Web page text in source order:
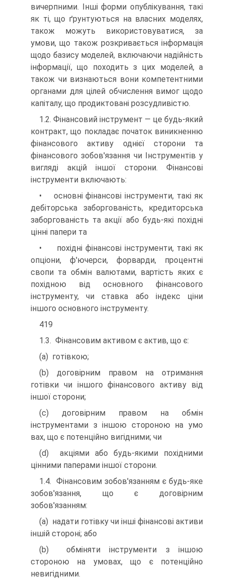
вичерпними. Інші форми опублікування, такі
як ті, що ґрунтуються на власних моделях,
також можуть використовуватися, за
умови, що також розкривається інформація
щодо базису моделей, включаючи надійність
інформації, що походить з цих моделей, а
також чи визнаються вони компетентними
органами для цілей обчислення вимог щодо
капіталу, що продиктовані розсудливістю.
1.2. Фінансовий інструмент — це будь-який
контракт, що покладає початок виникненню
фінансового активу однієї сторони та
фінансового зобов'язання чи Інструментів у
вигляді акцій іншої сторони. Фінансові
інструменти включають:
• основні фінансові інструменти, такі як
дебіторська заборгованість, кредиторська
заборгованість та акції або будь-які похідні
цінні папери та
• похідні фінансові інструменти, такі як
опціони, ф'ючерси, форварди, процентні
свопи та обмін валютами, вартість яких є
похідною від основного фінансового
інструменту, чи ставка або індекс ціни
іншого основного інструменту.
419
1.3. Фінансовим активом є актив, що є:
(a) готівкою;
(b) договірним правом на отримання
готівки чи іншого фінансового активу від
іншої сторони;
(c) договірним правом на обмін
інструментами з іншою стороною на умо
вах, що є потенційно вигідними; чи
(d) акціями або будь-якими похідними
цінними паперами іншої сторони.
1.4. Фінансовим зобов'язанням є будь-яке
зобов'язання, що є договірним
зобов'язанням:
(a) надати готівку чи інші фінансові активи
іншій стороні; або
(b) обміняти інструменти з іншою
стороною на умовах, що є потенційно
невигідними.